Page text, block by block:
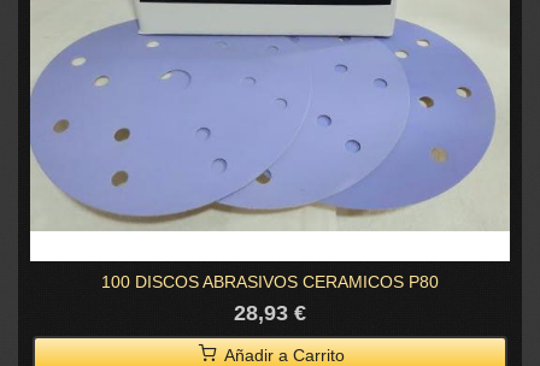
100 DISCOS ABRASIVOS CERAMICOS P80
28,93 €
Añadir a Carrito